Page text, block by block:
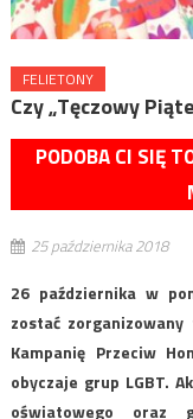
FELIETONY
Czy „Tęczowy
PODOBA CI SIĘ
25 października 2018
26 października w
zostać zorganizowany
Kampanię Przeciw
obyczaje grup LGBT.
oświatowego oraz